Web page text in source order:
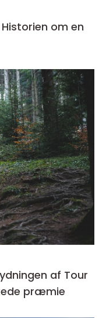
om en
af Tour
præmie